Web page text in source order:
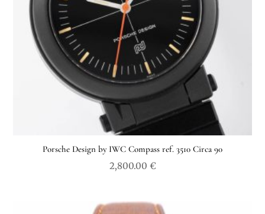
Porsche Design by IWC Compass ref. 3510 Circa 90
2,800.00 €